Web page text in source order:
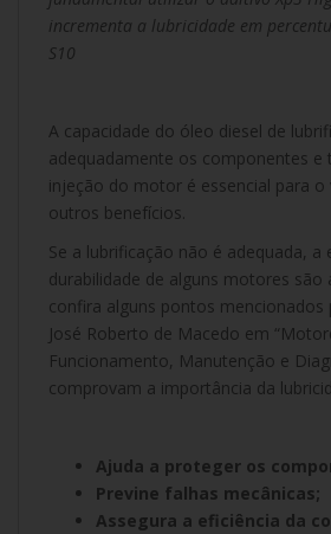
incrementa a lubricidade em
S10
A capacidade do óleo diesel de
adequadamente os componentes e
injeção do motor é essencial para o
outros benefícios.
Se a lubrificação não é adequada, a
durabilidade de alguns motores são
confira alguns pontos mencionados
José Roberto de Macedo em
Funcionamento, Manutenção e
comprovam a importância da
Ajuda a proteger os
Previne falhas mecânicas;
Assegura a eficiência da